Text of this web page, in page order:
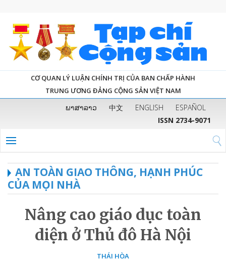
CƠ QUAN LÝ LUẬN CHÍNH TRỊ CỦA BAN CHẤP HÀNH
TRUNG ƯƠNG ĐẢNG CỘNG SẢN VIỆT NAM
ພາສາລາວ 中文 ENGLISH
ESPAÑOL
ISSN 2734-9071
AN TOÀN GIAO THÔNG, HẠNH PHÚC
CỦA MỌI NHÀ
Nâng cao giáo dục toàn
diện ở Thủ đô Hà Nội
THÁI HÒA